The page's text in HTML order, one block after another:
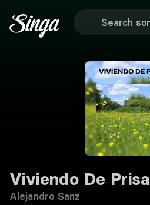
Viviendo De Prisa
Alejandro Sanz